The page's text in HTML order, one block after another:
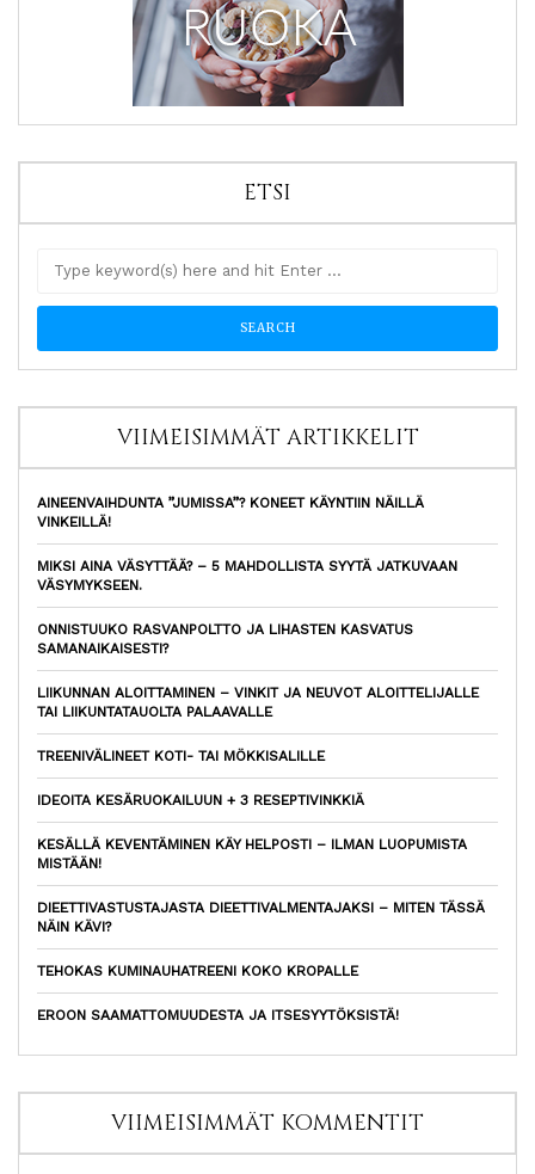
ETSI
VIIMEISIMMÄT ARTIKKELIT
AINEENVAIHDUNTA ”JUMISSA”? KONEET KÄYNTIIN NÄILLÄ
VINKEILLÄ!
MIKSI AINA VÄSYTTÄÄ? – 5 MAHDOLLISTA SYYTÄ JATKUVAAN
VÄSYMYKSEEN.
ONNISTUUKO RASVANPOLTTO JA LIHASTEN KASVATUS
SAMANAIKAISESTI?
LIIKUNNAN ALOITTAMINEN – VINKIT JA NEUVOT ALOITTELIJALLE
TAI LIIKUNTATAUOLTA PALAAVALLE
TREENIVÄLINEET KOTI- TAI MÖKKISALILLE
IDEOITA KESÄRUOKAILUUN + 3 RESEPTIVINKKIÄ
KESÄLLÄ KEVENTÄMINEN KÄY HELPOSTI – ILMAN LUOPUMISTA
MISTÄÄN!
DIEETTIVASTUSTAJASTA DIEETTIVALMENTAJAKSI – MITEN TÄSSÄ
NÄIN KÄVI?
TEHOKAS KUMINAUHATREENI KOKO KROPALLE
EROON SAAMATTOMUUDESTA JA ITSESYYTÖKSISTÄ!
VIIMEISIMMÄT KOMMENTIT